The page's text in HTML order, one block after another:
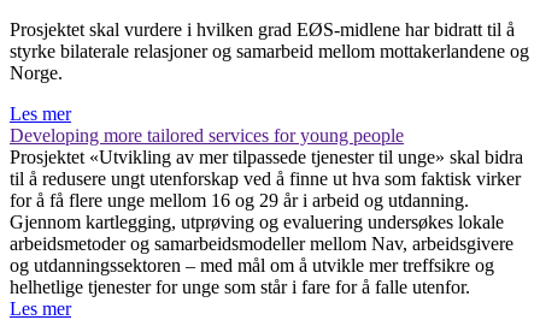
Prosjektet skal vurdere i hvilken grad EØS-midlene har bidratt til å
styrke bilaterale relasjoner og samarbeid mellom mottakerlandene og
Norge.
Les mer
Developing more tailored services for young people
Prosjektet «Utvikling av mer tilpassede tjenester til unge» skal bidra
til å redusere ungt utenforskap ved å finne ut hva som faktisk virker
for å få flere unge mellom 16 og 29 år i arbeid og utdanning.
Gjennom kartlegging, utprøving og evaluering undersøkes lokale
arbeidsmetoder og samarbeidsmodeller mellom Nav, arbeidsgivere
og utdanningssektoren – med mål om å utvikle mer treffsikre og
helhetlige tjenester for unge som står i fare for å falle utenfor.
Les mer